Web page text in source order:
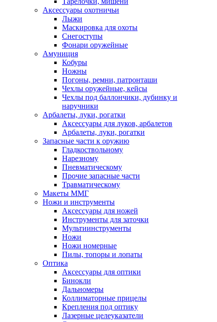
Аксессуары охотничьи
Лыжи
Маскировка для охоты
Снегоступы
Фонари оружейные
Амуниция
Кобуры
Ножны
Погоны, ремни, патронташи
Чехлы оружейные, кейсы
Чехлы под баллончики, дубинку и
наручники
Арбалеты, луки, рогатки
Аксессуары для луков, арбалетов
Арбалеты, луки, рогатки
Запасные части к оружию
Гладкоствольному
Нарезному
Пневматическому
Прочие запасные части
Травматическому
Макеты ММГ
Ножи и инструменты
Аксессуары для ножей
Инструменты для заточки
Мультиинструменты
Ножи
Ножи номерные
Пилы, топоры и лопаты
Оптика
Аксессуары для оптики
Бинокли
Дальномеры
Коллиматорные прицелы
Крепления под оптику
Лазерные целеуказатели